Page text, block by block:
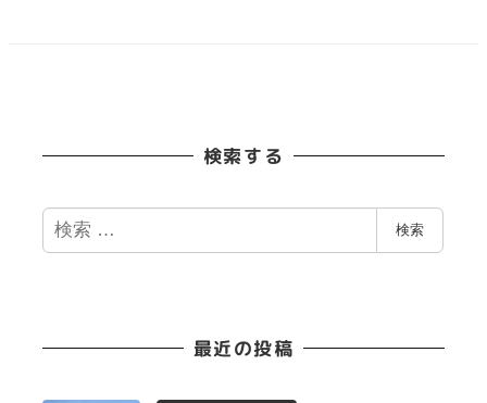
検索する
検
索
検索
最近の投稿